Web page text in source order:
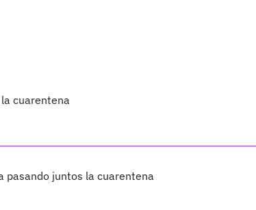
cuarentena
pasando juntos la cuarentena